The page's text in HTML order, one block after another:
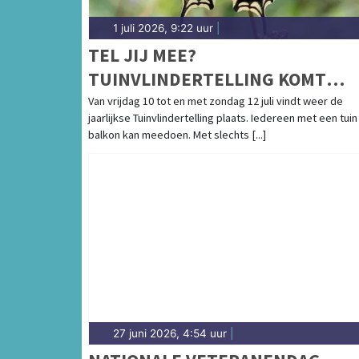
1 juli 2026, 9:22 uur
TEL JIJ MEE?
TUINVLINDERTELLING KOMT
ERAAN: ONTDEK DE VLINDERS
EIGEN TUIN
Van vrijdag 10 tot en met zondag 12 juli vindt weer de
jaarlijkse Tuinvlindertelling plaats. Iedereen met een
balkon kan meedoen. Met slechts [...]
27 juni 2026, 4:54 uur